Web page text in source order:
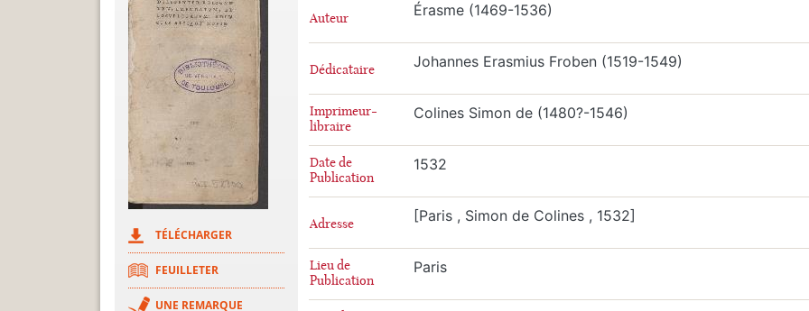
TÉLÉCHARGER
FEUILLETER
UNE REMARQUE
Auteur Érasme (1469-1536)
Dédicataire Johannes Erasmius Froben (1519-1549)
Imprimeur-
libraire
Colines Simon de (1480?-1546)
Date de
Publication
1532
Adresse [Paris , Simon de Colines , 1532]
Lieu de
Publication
Paris